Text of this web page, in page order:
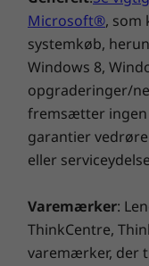
EPEAT®Gold, hvor
TCO 9.0
RoHS, lav halogen
TÜV Rheinland
FSC-emballage
*Besøgwww.epeat.net
land.
ANDRE
Sikkerhed
Microsoft®,
systemkøb,
Windows 8,
opgraderinger/
fremsætter ingen
garantier
eller
Varemærker:
ThinkCentre,
varemærker, der